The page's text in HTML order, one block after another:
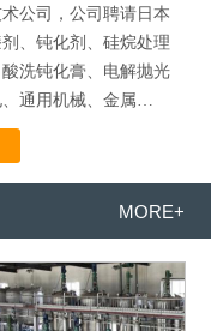
公司，公司聘请日本
、钝化剂、硅烷处理
洗钝化膏、电解抛光
通用机械、金属
MORE+